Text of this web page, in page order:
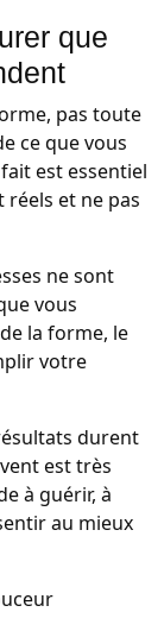
que
pas toute
ce que vous
est essentiel
et ne pas
ne sont
vous
la forme, le
votre
durent
est très
à guérir, à
au mieux